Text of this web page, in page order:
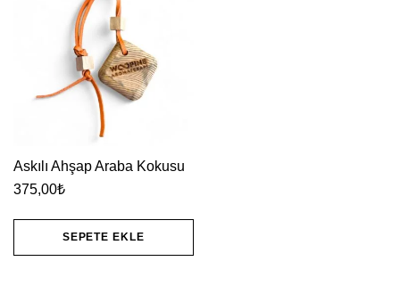
Askılı Ahşap Araba Kokusu
375,00₺
SEPETE EKLE